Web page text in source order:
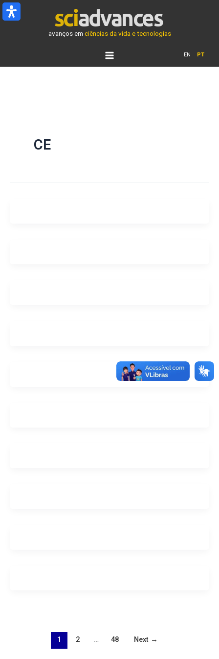
Ir
para
avanços em ciências da vida e tecnologias
EN PT
CE
1 2 … 48 Next →